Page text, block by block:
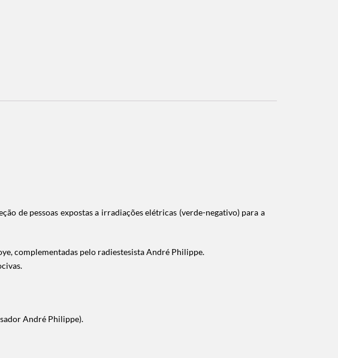
de pessoas expostas a irradiações elétricas (verde-negativo) para a
complementadas pelo radiestesista André Philippe.
André Philippe).